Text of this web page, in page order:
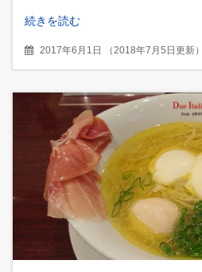
続きを読む
2017年6月1日 （2018年7月5日更新）